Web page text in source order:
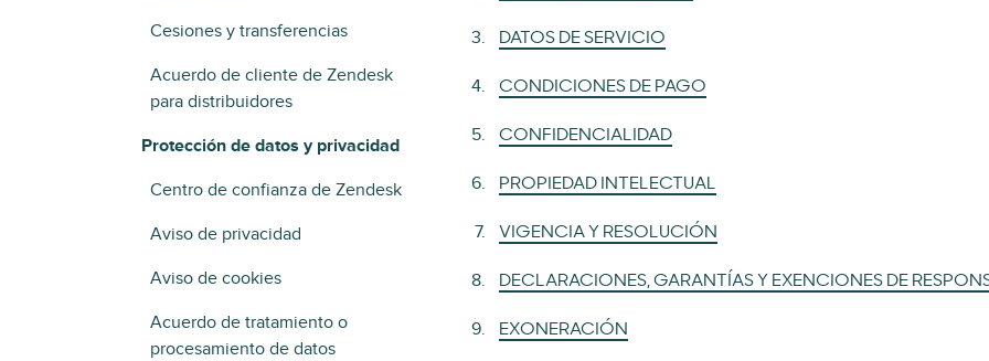
Cesiones y transferencias
Acuerdo de cliente de Zendesk
para distribuidores
Protección de datos y privacidad
Centro de confianza de Zendesk
Aviso de privacidad
Aviso de cookies
Acuerdo de tratamiento o
procesamiento de datos
DATOS DE SERVICIO
CONDICIONES DE PAGO
CONFIDENCIALIDAD
PROPIEDAD INTELECTUAL
VIGENCIA Y RESOLUCIÓN
DECLARACIONES, GARANTÍAS Y EXENCIONES DE
EXONERACIÓN